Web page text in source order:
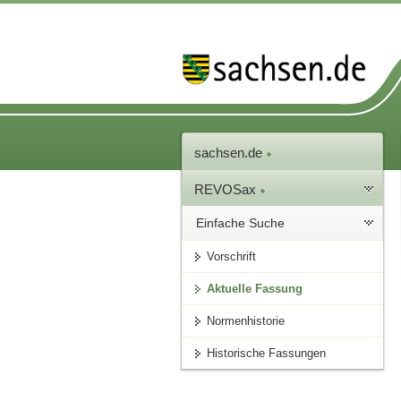
sachsen.de
REVOSax
Einfache Suche
Vorschrift
Aktuelle Fassung
Normenhistorie
Historische Fassungen